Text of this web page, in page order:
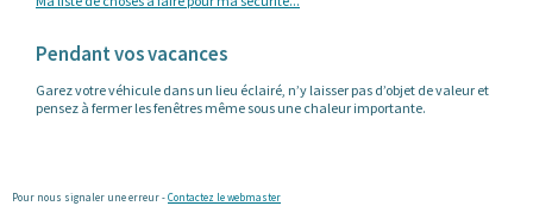
Pendant vos vacances
Garez votre véhicule dans un lieu éclairé, n’y laisser pas d’objet de valeur et
pensez à fermer les fenêtres même sous une chaleur importante.
Pour nous signaler une erreur -Contactez le webmaster